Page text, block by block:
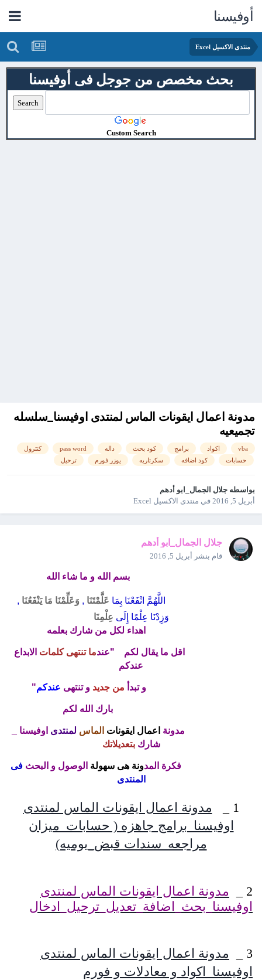
أوفيسنا
منتدى الاكسيل Excel
بحث مخصص من جوجل فى أوفيسنا
Custom Search
مدونة اعمال ايقونات الماس لمنتدى اوفيسنا_سلسله
تجميعيه
vba اكواد برامج كود بحث داله pass word
كنترول
حسابات
كود اضافه سكرتاريه يوزر فورم ترحيل
بواسطه جلال الجمال_ابو أدهم
أبريل 5, 2016
في منتدى الاكسيل Excel
جلال الجمال_ابو أدهم
قام بنشر أبريل 5, 2016
بسم الله و ما شاء الله
اللَّهُمَّ انْفَعْنَا بِمَا عَلَّمْتَنَا, وَعَلِّمْنَا مَا يَنْفَعُنَا,
وَزِدْنَا عِلْمًا إِلَى عِلْمِنَا
اهداء لكل من شارك بعلمه
اقل ما يقال لكم "عندما تنتهى كلمات الابداع
عندكم
و تبدأ من جديد و تنتهى عندكم"
بارك الله لكم
مدونة اعمال ايقونات الماس لمنتدى اوفيسنا _
شارك بتعديلاتك
فكرة المدونة هى سهولةالوصول و البحث فى
المنتدى
1 _
مدونة اعمال ايقونات الماس لمنتدى
اوفيسنا_برامج جاهزه ( حسابات_ميزان
مراجعه_سندات قبض_يوميه)
2 _
مدونة اعمال ايقونات الماس لمنتدى
اوفيسنا_بحث_اضافة_تعديل_ترحيل_ادخال
3 _
مدونة اعمال ايقونات الماس لمنتدى
اوفيسنا_اكواد و معادلات و فورم